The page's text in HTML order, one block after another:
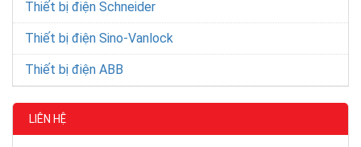
Thiết bị điện Schneider
Thiết bị điện Sino-Vanlock
Thiết bị điện ABB
LIÊN HỆ